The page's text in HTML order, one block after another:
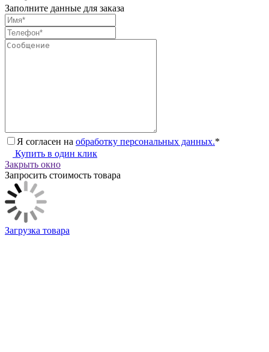
Заполните данные для заказа
Я согласен на обработку персональных данных.*
Купить в один клик
Закрыть окно
Запросить стоимость товара
Загрузка товара